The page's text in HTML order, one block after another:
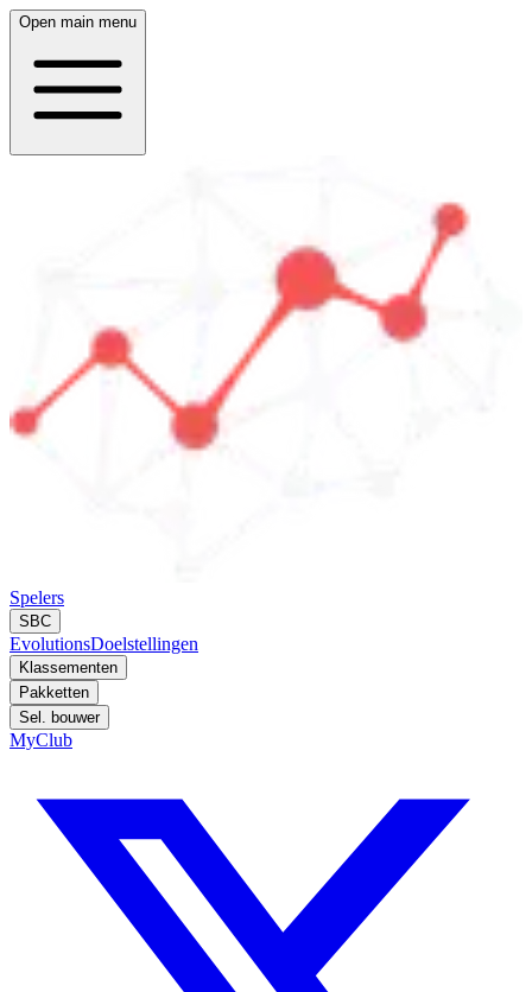
Open main menu
Spelers
SBC
EvolutionsDoelstellingen
Klassementen
Pakketten
Sel. bouwer
MyClub